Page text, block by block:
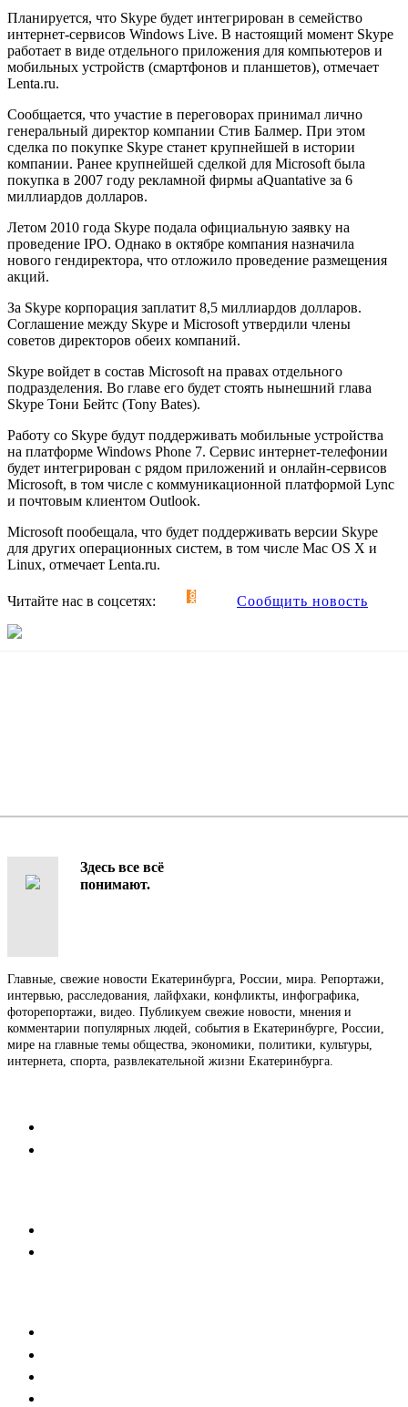
Планируется, что Skype будет интегрирован в семейство
интернет-сервисов Windows Live. В настоящий момент Skype
работает в виде отдельного приложения для компьютеров и
мобильных устройств (смартфонов и планшетов), отмечает
Lenta.ru.
Сообщается, что участие в переговорах принимал лично
генеральный директор компании Стив Балмер. При этом
сделка по покупке Skype станет крупнейшей в истории
компании. Ранее крупнейшей сделкой для Microsoft была
покупка в 2007 году рекламной фирмы aQuantative за 6
миллиардов долларов.
Летом 2010 года Skype подала официальную заявку на
проведение IPO. Однако в октябре компания назначила
нового гендиректора, что отложило проведение размещения
акций.
За Skype корпорация заплатит 8,5 миллиардов долларов.
Соглашение между Skype и Microsoft утвердили члены
советов директоров обеих компаний.
Skype войдет в состав Microsoft на правах отдельного
подразделения. Во главе его будет стоять нынешний глава
Skype Тони Бейтс (Tony Bates).
Работу со Skype будут поддерживать мобильные устройства
на платформе Windows Phone 7. Сервис интернет-телефонии
будет интегрирован с рядом приложений и онлайн-сервисов
Microsoft, в том числе с коммуникационной платформой Lync
и почтовым клиентом Outlook.
Microsoft пообещала, что будет поддерживать версии Skype
для других операционных систем, в том числе Mac OS X и
Linux, отмечает Lenta.ru.
Читайте нас в соцсетях: Сообщить новость
Здесь все всё
понимают.
Главные, свежие новости Екатеринбурга, России, мира. Репортажи,
интервью, расследования, лайфхаки, конфликты, инфографика,
фоторепортажи, видео. Публикуем свежие новости, мнения и
комментарии популярных людей, события в Екатеринбурге, России,
мире на главные темы общества, экономики, политики, культуры,
интернета, спорта, развлекательной жизни Екатеринбурга.